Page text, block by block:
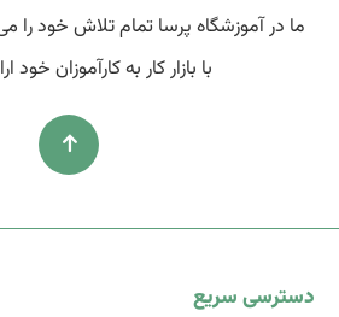
ما در آموزشگاه پرسا تمام تلاش خود
با بازار کار به کارآموزان خود
دسترسی سریع